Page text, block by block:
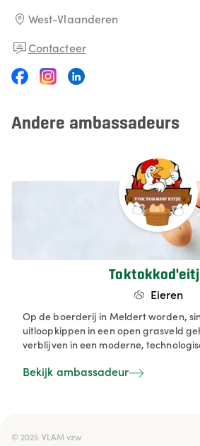
West-Vlaanderen
Contacteer
Andere ambassadeurs
Eieren
Op de boerderij in Meldert worden,
uitloopkippen in een open grasveld
verblijven in een moderne,
uitloop, veiligheid, automatisatie,…
Bekijk ambassadeur
© 2025 VLAM vzw